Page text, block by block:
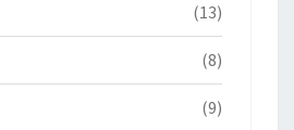
(13)
(8)
(9)